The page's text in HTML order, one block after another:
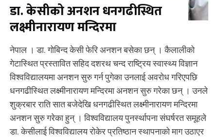
डा. केसीको अनशन धनगढीस्थित
लक्ष्मीनारायण मन्दिरमा
नेपाल । डा. गोबिन्द केसी फेरि अनशन बसेका छन् । कैलालीको
गेटास्थित प्रस्तावित सहिद दशरथ चन्द राष्ट्रिय स्वास्थ्य विज्ञान
विश्वविद्यालयमा अनशन सुरु गर्न पुगेका उनलाई अवरोध गरिएपछि
धनगढीस्थित लक्ष्मीनारायण मन्दिरमा अनशन सुरु गरेका छन् । उनले
शुक्रबार राति सात बजेदेखि धनगढीस्थित लक्ष्मीनारायण मन्दिरमा
अनशन सुरु गरेका हुन् । विश्वविद्यालय पुनर्स्थापना संघर्षरत समूहले
डा. केसीलाई विश्वविद्यालय रोकेर प्रतिष्ठान स्थापनाको माग उठाएर